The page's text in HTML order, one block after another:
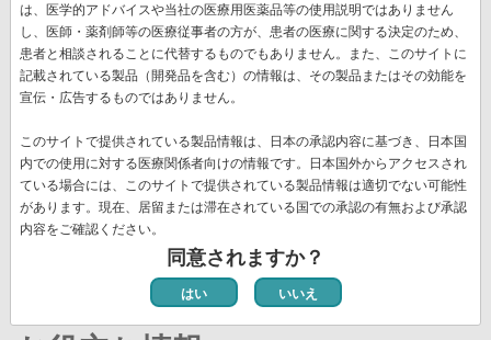
2022年2月10日 お知らせ
新型コロナウイルス感染者発生について (PDF)
ペ
ー
ジ
り
先
ペ
ー
ジ
« 最初
前
ー
ジ
‹‹
ペ
ジ
8
ペ
ジ
9
ジ
ジ
ン
ト
ペ
ー
ジ
ペ
ー
ジ
14
ペ
ー
ジ
15
ペ
ー
ジ
16
次
ペ
ー
ジ
››
最
終
ペ
ー
最終 »
新着情報一覧
は、医学的アドバイスや当社の医療用医薬品等の使用説明ではありません
し、医師・薬剤師等の医療従事者の方が、患者の医療に関する決定のため、
患者と相談されることに代替するものでもありません。また、このサイトに
記載されている製品（開発品を含む）の情報は、その製品またはその効能を
宣伝・広告するものではありません。
このサイトで提供されている製品情報は、日本の承認内容に基づき、日本国
内での使用に対する医療関係者向けの情報です。日本国外からアクセスされ
ている場合には、このサイトで提供されている製品情報は適切でない可能性
があります。現在、居留または滞在されている国での承認の有無および承認
内容をご確認ください。
同意されますか？
はい いいえ